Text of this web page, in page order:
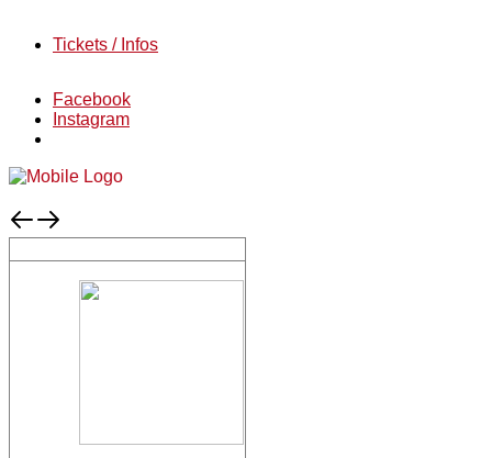
Tickets / Infos
Facebook
Instagram